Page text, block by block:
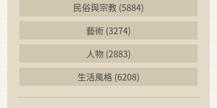
民俗與宗教 (5884)
藝術 (3274)
人物 (2883)
生活風格 (6208)